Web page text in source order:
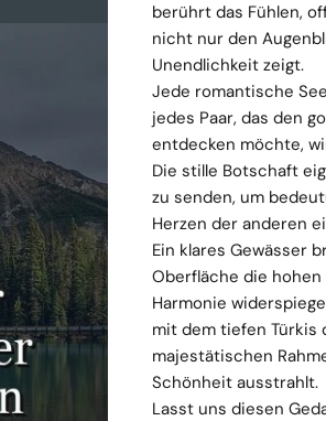
berührt das Fühlen,
nicht nur den
Unendlichkeit zeigt.
Jede romantische
jedes Paar, das den
entdecken möchte,
Die stille Botschaft
zu senden, um
Herzen der anderen
Ein klares Gewässer
Oberfläche die
Harmonie
mit dem tiefen Türkis
majestätischen
Schönheit ausstrahlt.
Lasst uns diesen